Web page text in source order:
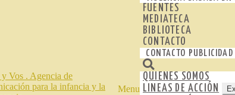
Menu
FUENTES
MEDIATECA
BIBLIOTECA
CONTACTO
CONTACTO PUBLICIDAD
QUIENES SOMOS
LINEAS DE ACCIÓN